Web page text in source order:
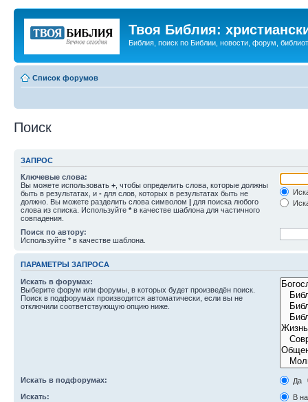
Твоя Библия:
Библия, поиск по Библии, новости, форум,
Список форумов
Поиск
ЗАПРОС
Ключевые слова:
Вы можете использовать + , чтобы определить слова, которые должны
быть в результатах, и - для слов, которых в результатах быть не
должно. Вы можете разделить слова символом | для поиска любого
слова из списка. Используйте * в качестве шаблона для частичного
совпадения.
Поиск по автору:
Используйте * в качестве шаблона.
ПАРАМЕТРЫ ЗАПРОСА
Искать в форумах:
Выберите форум или форумы, в которых будет произведён поиск.
Поиск в подфорумах производится автоматически, если вы не
отключили соответствующую опцию ниже.
Искать в подфорумах:
Да
Искать:
В